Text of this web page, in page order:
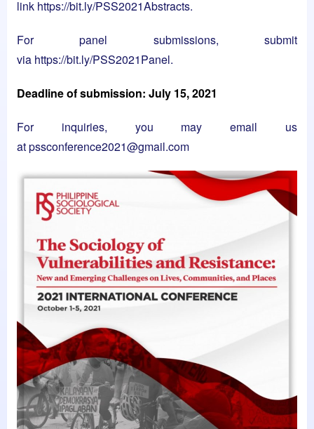
link https://bit.ly/PSS2021Abstracts.
For panel submissions, submit
via https://bit.ly/PSS2021Panel.
Deadline of submission: July 15, 2021
For inquiries, you may email us
atpssconference2021@gmail.com